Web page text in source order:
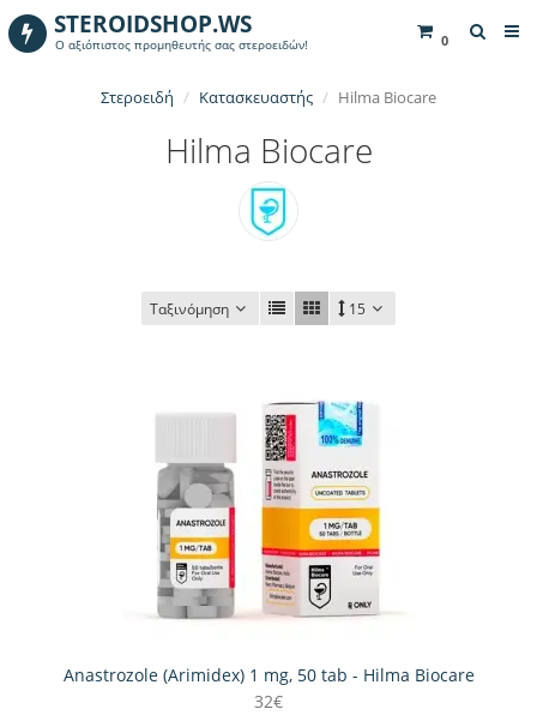
0
STEROIDSHOP.WS
Ο αξιόπιστος προμηθευτής σας στεροειδών!
Στεροειδή Κατασκευαστής Hilma Biocare
Hilma Biocare
Ταξινόμηση 15
Anastrozole (Arimidex) 1 mg, 50 tab - Hilma Biocare
32€